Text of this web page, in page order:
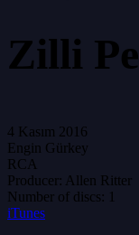
Zilli
4 Kasım 2016
Engin Gürkey
RCA
Producer: Allen Ritter
Number of discs: 1
iTunes